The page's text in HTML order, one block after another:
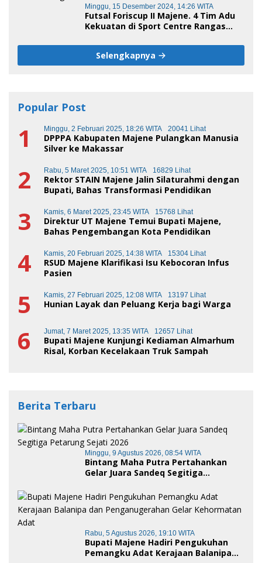
Minggu, 15 Desember 2024, 14:26 WITA
Futsal Foriscup II Majene. 4 Tim Adu
Kekuatan di Sport Centre Rangas
Selengkapnya
Popular Post
1 Minggu, 2 Februari 2025, 18:26 WITA 20041 Lihat
DPPPA Kabupaten Majene Pulangkan Manusia
Silver ke Makassar
2 Rabu, 5 Maret 2025, 10:51 WITA 16829 Lihat
Rektor STAIN Majene Jalin Silaturahmi dengan
Bupati, Bahas Transformasi Pendidikan
3 Kamis, 6 Maret 2025, 23:45 WITA 15768 Lihat
Direktur UT Majene Temui Bupati Majene,
Bahas Pengembangan Kota Pendidikan
4 Kamis, 20 Februari 2025, 14:38 WITA 15304 Lihat
RSUD Majene Klarifikasi Isu Kebocoran Infus
Pasien
5 Kamis, 27 Februari 2025, 12:08 WITA 13197 Lihat
Hunian Layak dan Peluang Kerja bagi Warga
6 Jumat, 7 Maret 2025, 13:35 WITA 12657 Lihat
Bupati Majene Kunjungi Kediaman Almarhum
Risal, Korban Kecelakaan Truk Sampah
Berita Terbaru
Minggu, 9 Agustus 2026, 08:54 WITA
Bintang Maha Putra Pertahankan
Gelar Juara Sandeq Segitiga
Rabu, 5 Agustus 2026, 19:10 WITA
Bupati Majene Hadiri Pengukuhan
Pemangku Adat Kerajaan Balanipa